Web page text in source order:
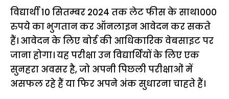
विद्यार्थी 10 सितम्बर 2024 तक लेट फीस के साथ1000
रुपये का भुगतान कर ऑनलाइन आवेदन कर सकते
हैं। आवेदन के लिए बोर्ड की आधिकारिक वेबसाइट पर
जाना होगा। यह परीक्षा उन विद्यार्थियों के लिए एक
सुनहरा अवसर है, जो अपनी पिछली परीक्षाओं में
असफल रहे हैं या फिर अपने अंक सुधारना चाहते हैं।